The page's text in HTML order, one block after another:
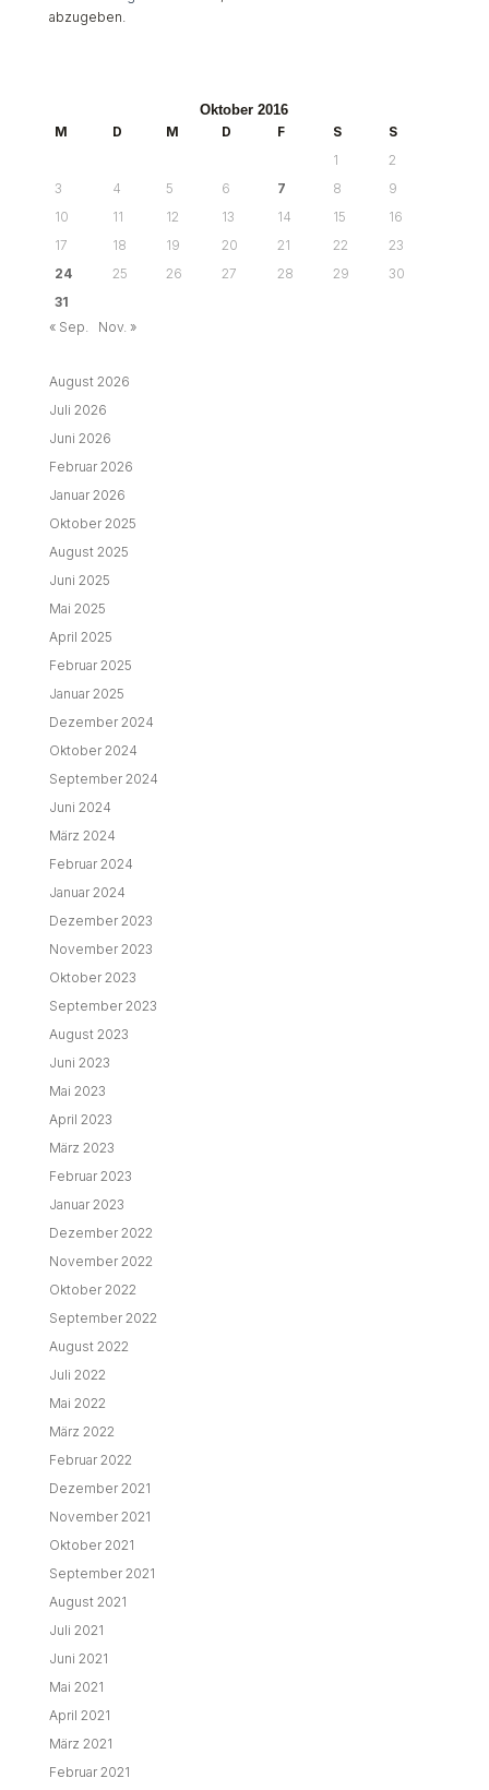
abzugeben.
Oktober 2016
M
D M D F S
S
1
2
3
4 5 6 7 8
9
10
11 12 13 14 15
16
17
18 19 20 21 22
23
24
25 26 27 28 29
30
31
« Sep.
Nov. »
August 2026
Juli 2026
Juni 2026
Februar 2026
Januar 2026
Oktober 2025
August 2025
Juni 2025
Mai 2025
April 2025
Februar 2025
Januar 2025
Dezember 2024
Oktober 2024
September 2024
Juni 2024
März 2024
Februar 2024
Januar 2024
Dezember 2023
November 2023
Oktober 2023
September 2023
August 2023
Juni 2023
Mai 2023
April 2023
März 2023
Februar 2023
Januar 2023
Dezember 2022
November 2022
Oktober 2022
September 2022
August 2022
Juli 2022
Mai 2022
März 2022
Februar 2022
Dezember 2021
November 2021
Oktober 2021
September 2021
August 2021
Juli 2021
Juni 2021
Mai 2021
April 2021
März 2021
Februar 2021